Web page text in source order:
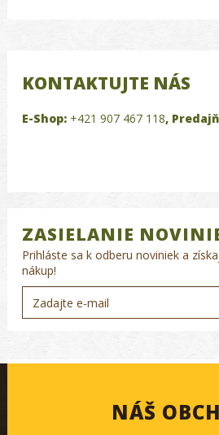
KONTAKTUJTE NÁS
E-Shop: +421 907 467 118,
ZASIELANIE
Prihláste sa k odberu noviniek a
nákup!
NÁŠ